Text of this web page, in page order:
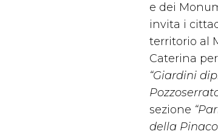
e dei
invita i
territorio al
Caterina
“Giardini
sezione
della